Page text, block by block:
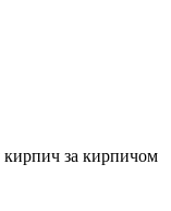
за кирпичом